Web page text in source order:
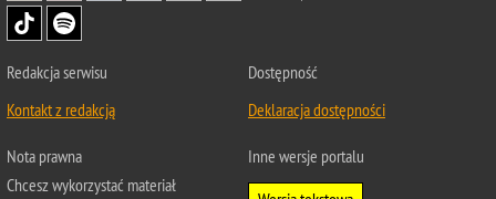
Redakcja serwisu
Kontakt z redakcją
Dostępność
Deklaracja dostępności
Nota prawna
Chcesz wykorzystać materiał
Inne wersje portalu